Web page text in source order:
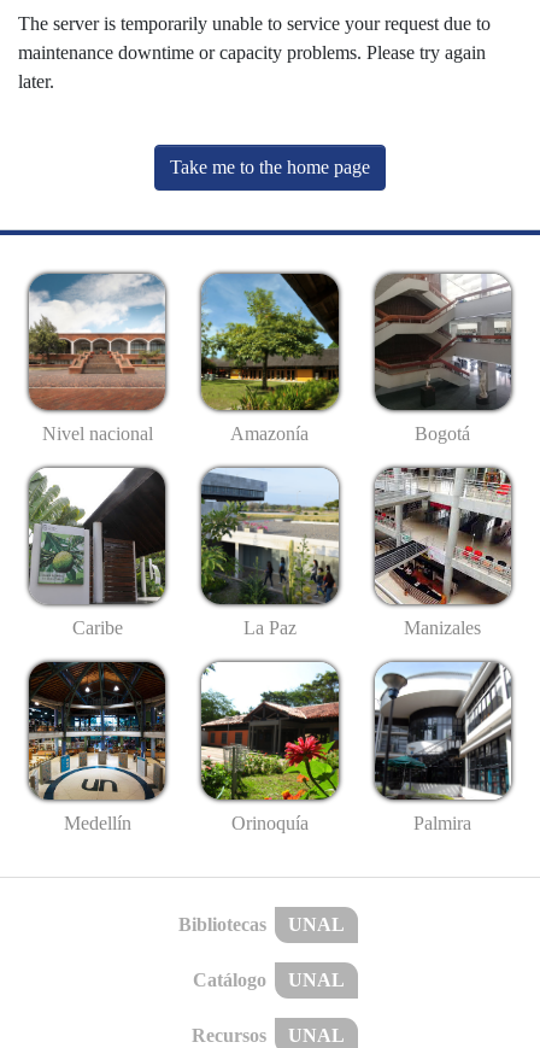
The server is temporarily unable to service your request due to
maintenance downtime or capacity problems. Please try again
later.
Take me to the home page
Nivel nacional Amazonía Bogotá
Caribe La Paz Manizales
Medellín Orinoquía Palmira
Bibliotecas UNAL
Catálogo UNAL
Recursos UNAL